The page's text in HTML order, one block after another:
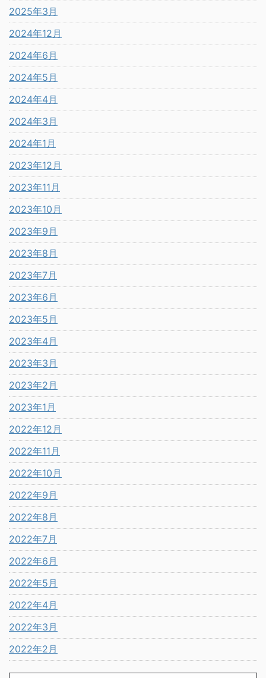
2025年3月
2024年12月
2024年6月
2024年5月
2024年4月
2024年3月
2024年1月
2023年12月
2023年11月
2023年10月
2023年9月
2023年8月
2023年7月
2023年6月
2023年5月
2023年4月
2023年3月
2023年2月
2023年1月
2022年12月
2022年11月
2022年10月
2022年9月
2022年8月
2022年7月
2022年6月
2022年5月
2022年4月
2022年3月
2022年2月